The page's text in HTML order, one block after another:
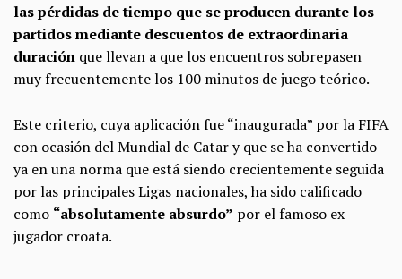
las pérdidas de tiempo que se producen durante los
partidos mediante descuentos de extraordinaria
duración que llevan a que los encuentros sobrepasen
muy frecuentemente los 100 minutos de juego teórico.
Este criterio, cuya aplicación fue “inaugurada” por la FIFA
con ocasión del Mundial de Catar y que se ha convertido
ya en una norma que está siendo crecientemente seguida
por las principales Ligas nacionales, ha sido calificado
como “absolutamente absurdo” por el famoso ex
jugador croata.